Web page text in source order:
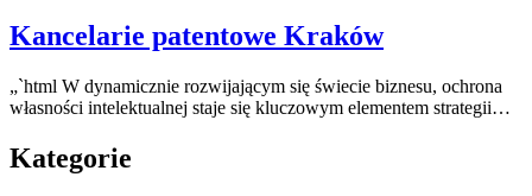
Kancelarie patentowe Kraków
„`html W dynamicznie rozwijającym się świecie biznesu, ochrona
własności intelektualnej staje się kluczowym elementem strategii…
Kategorie